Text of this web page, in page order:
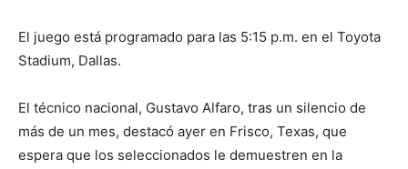
El juego está programado para las 5:15 p.m. en el Toyota
Stadium, Dallas.
El técnico nacional, Gustavo Alfaro, tras un silencio de
más de un mes, destacó ayer en Frisco, Texas, que
espera que los seleccionados le demuestren en la